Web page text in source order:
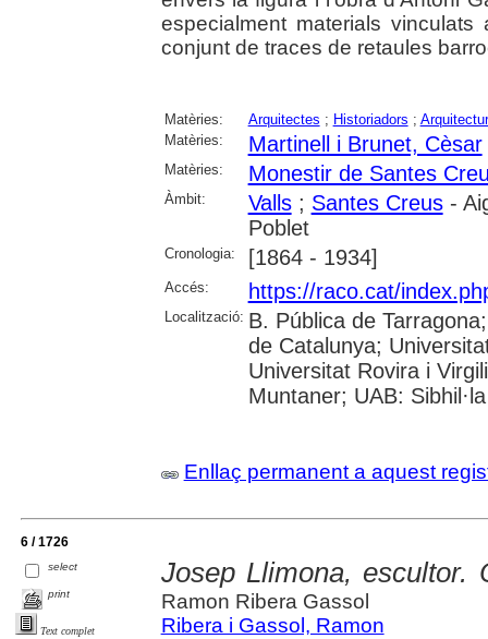
especialment materials
conjunt de traces de retaules
Matèries: Arquitectes ; Historiadors ;
Matèries:
Martinell i Brunet, Cèsar
Matèries: Monestir de Santes
Àmbit: Valls; Santes Creus-
Poblet
Cronologia: [1864 - 1934]
Accés: https://raco.cat/
Localització: B. Pública de
de Catalunya;
Universitat Rovira i
Muntaner; UAB: Sibhil·la
Enllaç permanent a aquest
6 / 1726
select
print
Text complet
Josep Llimona, escultor.
Ramon Ribera Gassol
Ribera i Gassol, Ramon